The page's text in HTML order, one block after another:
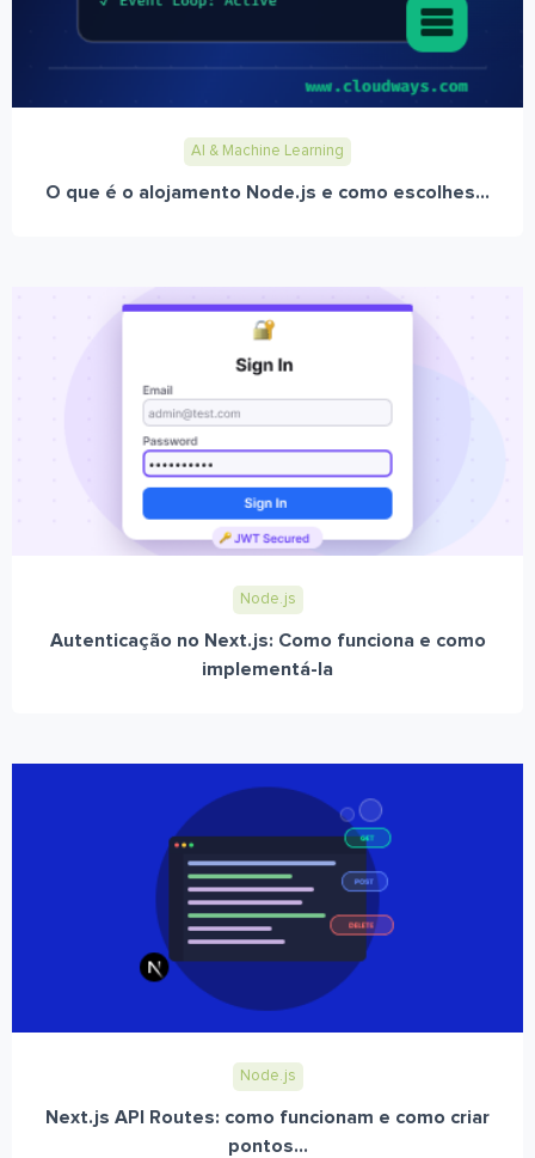
AI & Machine Learning
O que é o alojamento Node.js e como escolhes...
Node.js
Autenticação no Next.js: Como funciona e como
implementá-la
Node.js
Next.js API Routes: como funcionam e como criar
pontos...